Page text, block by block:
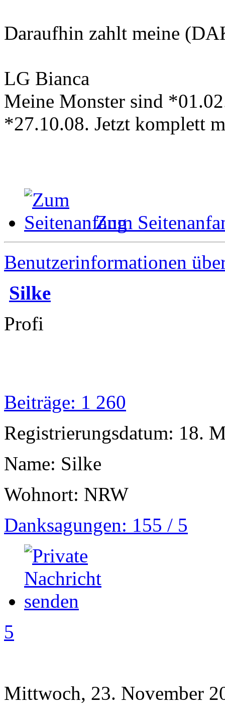
Daraufhin zahlt meine
LG Bianca
Meine Monster sind
*27.10.08. Jetzt komplett
Zum
Benutzerinformationen
Silke
Profi
Beiträge: 1 260
Registrierungsdatum: 18.
Name: Silke
Wohnort: NRW
Danksagungen: 155 / 5
5
Mittwoch, 23. November